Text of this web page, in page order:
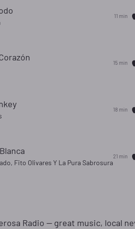
11 min
15 min
18 min
Fito Olivares Y La Pura Sabrosura
21 min
Radio — great music, local